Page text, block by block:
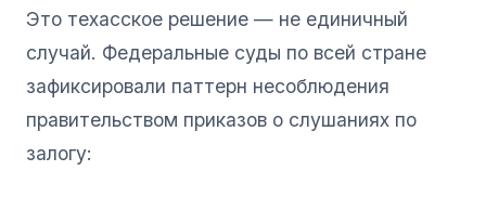
Это техасское решение — не единичный
случай. Федеральные суды по всей стране
зафиксировали паттерн несоблюдения
правительством приказов о слушаниях по
залогу: